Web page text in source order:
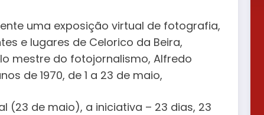
uma exposição virtual de fotografia,
e lugares de Celorico da Beira,
mestre do fotojornalismo, Alfredo
de 1970, de 1 a 23 de maio,
(23 de maio), a iniciativa – 23 dias, 23